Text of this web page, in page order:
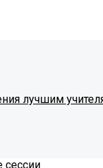
лучшим
сессии